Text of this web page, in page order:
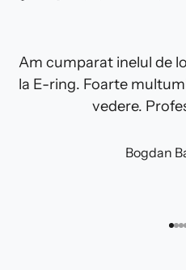
Am cumparat inelul de
la E-ring. Foarte
vedere.
Bogdan